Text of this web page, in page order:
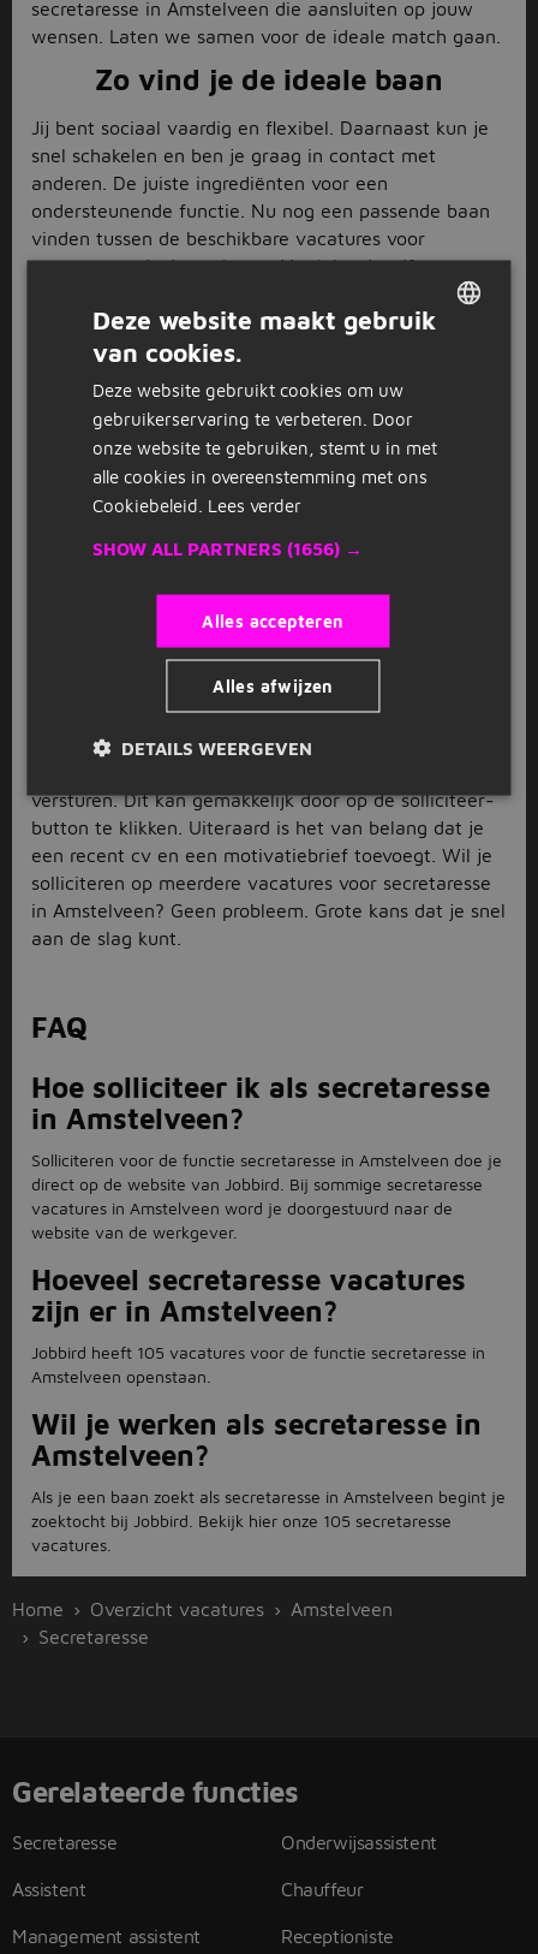
secretaresse in Amstelveen die aansluiten op jouw
wensen. Laten we samen voor de ideale match gaan.
Zo vind je de ideale baan
Jij bent sociaal vaardig en flexibel. Daarnaast kun je
snel schakelen en ben je graag in contact met
anderen. De juiste ingrediënten voor een
ondersteunende functie. Nu nog een passende baan
vinden tussen de beschikbare vacatures voor
secretaresse in Amstelveen. Maak het jezelf
filtermenu aan de linkerkant van je scherm. Hier kun
je jouw voorkeuren aanvinken. Wil je fulltime aan de
Er is heel veel mogelijk. Zo heb je ook de
mogelijkheid om jouw zoekopdracht uit te breiden.
Heb je wel eens gedacht aan een functie als
receptioniste of administratief medewerker? Naast de
vacatures voor secretaresse in Amstelveen, vind je
via Jobbird veel andere interessante mogelijkheden.
Laat van je horen
Heb je een interessante uitdaging gevonden tussen de
vacatures voor secretaresse in Amstelveen of ben je
juist enthousiast geworden over een andere functie?
Dan ben je slechts een paar stappen verwijderd van
het eerste contact met jouw potentiële nieuwe
versturen. Dit kan gemakkelijk door op de solliciteer-
button te klikken. Uiteraard is het van belang dat je
een recent cv en een motivatiebrief toevoegt. Wil je
solliciteren op meerdere vacatures voor secretaresse
in Amstelveen? Geen probleem. Grote kans dat je snel
aan de slag kunt.
FAQ
Hoe solliciteer ik als secretaresse
in Amstelveen?
Solliciteren voor de functie secretaresse in Amstelveen doe je
direct op de website van Jobbird. Bij sommige secretaresse
vacatures in Amstelveen word je doorgestuurd naar de
website van de werkgever.
Hoeveel secretaresse vacatures
zijn er in Amstelveen?
Jobbird heeft 105 vacatures voor de functie secretaresse in
Amstelveen openstaan.
Wil je werken als secretaresse in
Amstelveen?
Als je een baan zoekt als secretaresse in Amstelveen begint je
zoektocht bij Jobbird. Bekijk hier onze 105 secretaresse
vacatures.
Home Overzicht vacatures
Amstelveen
Secretaresse
Gerelateerde functies
Secretaresse
Assistent
Management assistent
Onderwijsassistent
Chauffeur
Receptioniste
Deze website maakt gebruik
van cookies.
Deze website gebruikt cookies om uw
gebruikerservaring te verbeteren. Door
onze website te gebruiken, stemt u in met
alle cookies in overeenstemming met ons
Cookiebeleid. Lees verder
SHOW ALL PARTNERS (1656) →
Alles accepteren
Alles afwijzen
DETAILS WEERGEVEN